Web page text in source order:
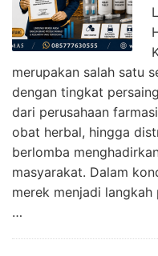
merupakan salah satu
dengan tingkat
dari perusahaan
obat herbal, hingga
berlomba
masyarakat. Dalam
merek menjadi
…